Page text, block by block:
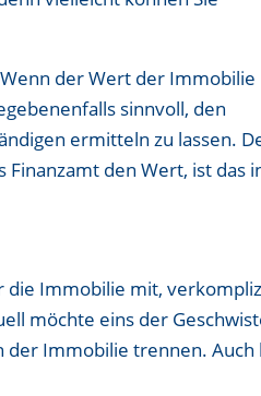
der Wert der Immobilie
sinnvoll, den
ermitteln zu lassen.
den Wert, ist das
die Immobilie mit,
möchte eins der
der Immobilie trennen. Auch